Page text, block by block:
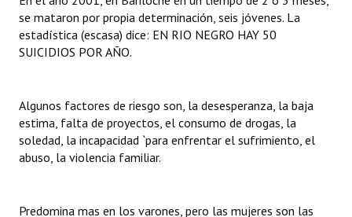
INSTITUCIONAL
Antiguos Pobladores
Registros y Distinciones
Datos Históricos
Audiencias Públicas - Registro
se mataron por propia determinación, seis jóvenes. La
estadística (escasa) dice: EN RIO NEGRO HAY 50
SUICIDIOS POR AÑO.
Algunos factores de riesgo son, la desesperanza, la baja
estima, falta de proyectos, el consumo de drogas, la
soledad, la incapacidad `para enfrentar el sufrimiento, el
abuso, la violencia familiar.
Predomina mas en los varones, pero las mujeres son las